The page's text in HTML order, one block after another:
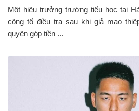
Một hiệu trưởng trường tiểu học tại
công tố điều tra sau khi giả mạo
quyên góp tiền ...